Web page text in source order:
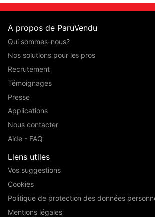
A propos de ParuVendu
Qui sommes-nous?
Nos solutions pour les pros
Recrutement
Témoignages
Presse
Applications
Nous contacter
Aide - FAQ
Liens utiles
Vos suggestions
Cookies
Politique de protection des données
Mentions légales